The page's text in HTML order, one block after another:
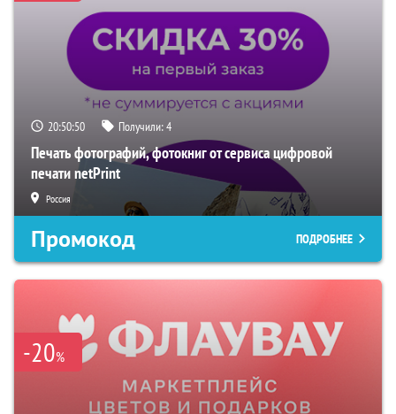
20:50:49 Получили:4
Печать фотографий, фотокниг от сервиса цифровой
печати netPrint
Россия
Промокод ПОДРОБНЕЕ
-20%